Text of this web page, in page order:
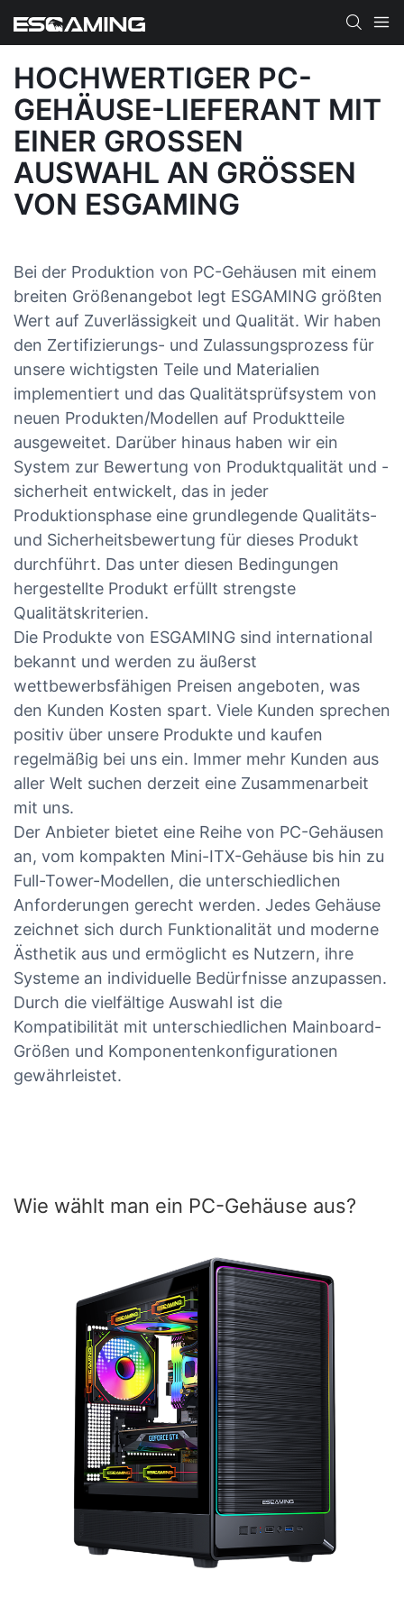
HOCHWERTIGER PC-
GEHÄUSE-LIEFERANT MIT
EINER GROSSEN A
USWAHL AN GRÖSSEN VO
N ESGAMING
Bei der Produktion von PC-Gehäusen mit einem
breiten Größenangebot legt ESGAMING größten
Wert auf Zuverlässigkeit und Qualität. Wir haben
den Zertifizierungs- und Zulassungsprozess für
unsere wichtigsten Teile und Materialien
implementiert und das Qualitätsprüfsystem von
neuen Produkten/Modellen auf Produktteile
ausgeweitet. Darüber hinaus haben wir ein
System zur Bewertung von Produktqualität und -
sicherheit entwickelt, das in jeder
Produktionsphase eine grundlegende Qualitäts-
und Sicherheitsbewertung für dieses Produkt
durchführt. Das unter diesen Bedingungen
hergestellte Produkt erfüllt strengste
Qualitätskriterien.
Die Produkte von ESGAMING sind international
bekannt und werden zu äußerst
wettbewerbsfähigen Preisen angeboten, was
den Kunden Kosten spart. Viele Kunden sprechen
positiv über unsere Produkte und kaufen
regelmäßig bei uns ein. Immer mehr Kunden aus
aller Welt suchen derzeit eine Zusammenarbeit
mit uns.
Der Anbieter bietet eine Reihe von PC-Gehäusen
an, vom kompakten Mini-ITX-Gehäuse bis hin zu
Full-Tower-Modellen, die unterschiedlichen
Anforderungen gerecht werden. Jedes Gehäuse
zeichnet sich durch Funktionalität und moderne
Ästhetik aus und ermöglicht es Nutzern, ihre
Systeme an individuelle Bedürfnisse anzupassen.
Durch die vielfältige Auswahl ist die
Kompatibilität mit unterschiedlichen Mainboard-
Größen und Komponentenkonfigurationen
gewährleistet.
Wie wählt man ein PC-Gehäuse aus?